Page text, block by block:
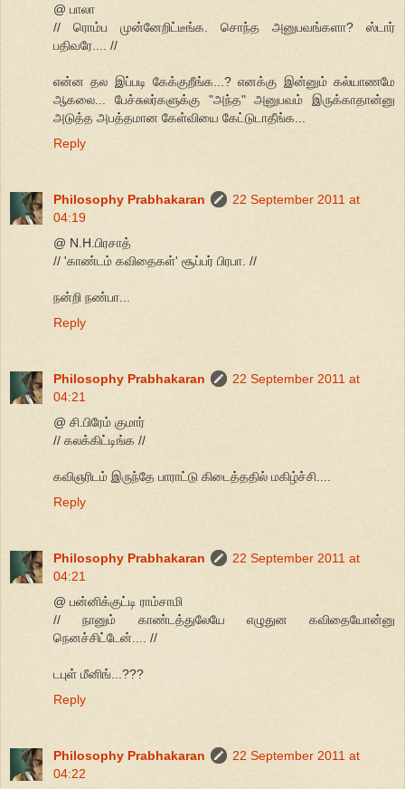
@ பாலா
// ரொம்ப முன்னேறிட்டீங்க. சொந்த அனுபவங்களா? ஸ்டார்
பதிவரே.... //
என்ன தல இப்படி கேக்குறீங்க...? எனக்கு இன்னும் கல்யாணமே
ஆகலை... பேச்சுலர்களுக்கு "அந்த" அனுபவம் இருக்காதான்னு
அடுத்த அபத்தமான கேள்வியை கேட்டுடாதீங்க...
Reply
Philosophy Prabhakaran
22 September 2011 at
04:19
@ N.H.பிரசாத்
// 'காண்டம் கவிதைகள்' சூப்பர் பிரபா. //
நன்றி நண்பா...
Reply
Philosophy Prabhakaran
22 September 2011 at
04:21
@ சி.பிரேம் குமார்
// கலக்கிட்டிங்க //
கவிஞரிடம் இருந்தே பாராட்டு கிடைத்ததில் மகிழ்ச்சி....
Reply
Philosophy Prabhakaran
22 September 2011 at
04:21
@ பன்னிக்குட்டி ராம்சாமி
// நானும் காண்டத்துலேயே எழுதுன கவிதையோன்னு
நெனச்சிட்டேன்.... //
டபுள் மீனிங்...???
Reply
Philosophy Prabhakaran
22 September 2011 at
04:22